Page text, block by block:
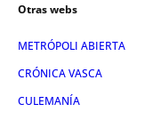
Otras webs
METRÓPOLI ABIERTA
CRÓNICA VASCA
CULEMANÍA